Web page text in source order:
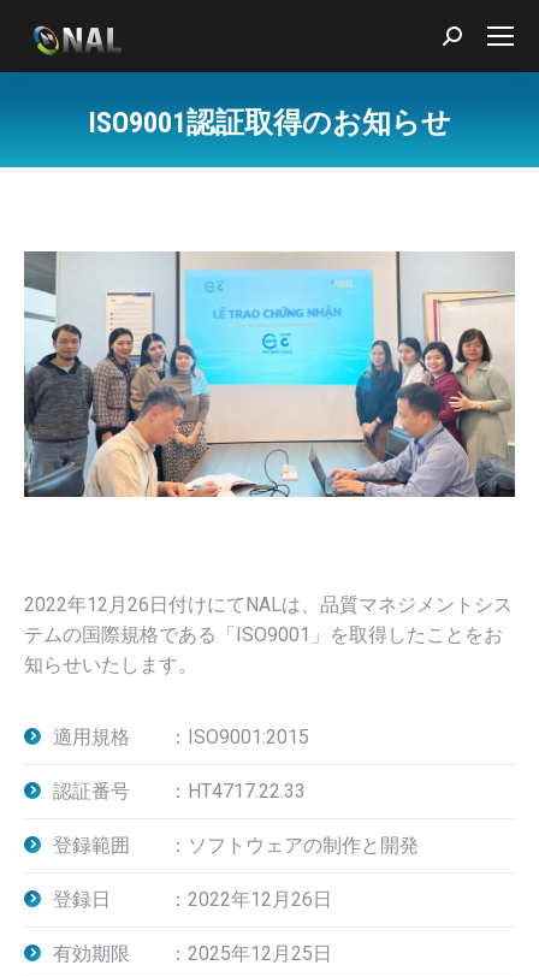
Search:
ISO9001認証取得のお知らせ
2022年12月26日付けにてNALは、品質マネジメントシス
テムの国際規格である「ISO9001」を取得したことをお
知らせいたします。
適用規格 ：ISO9001:2015
認証番号 ：HT4717.22.33
登録範囲 ：ソフトウェアの制作と開発
登録日 ：2022年12月26日
有効期限 ：2025年12月25日